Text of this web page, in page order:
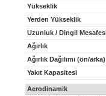
Yükseklik
Yerden Yükseklik
Uzunluk / Dingil
Ağırlık
Ağırlık Dağılımı (ön/arka)
Yakıt Kapasitesi
Aerodinamik